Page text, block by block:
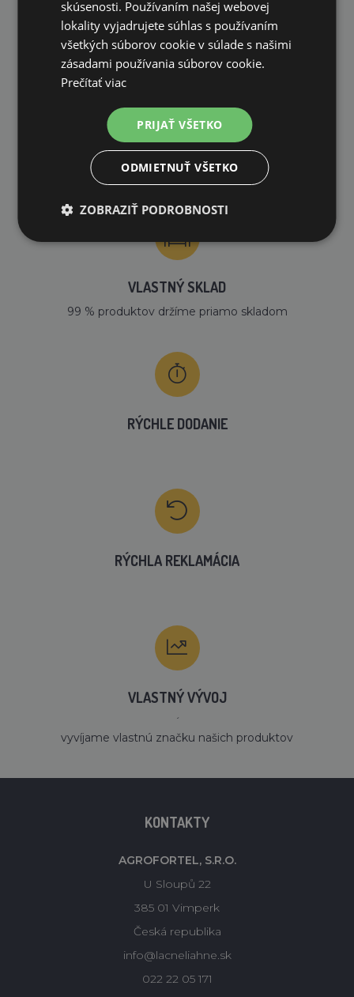
PREČO NAKUPOVAŤ U NÁS?
DOPRAVA ZDARMA
na všetky objednávky od 200€ vrátane DPH.
VLASTNÝ SKLAD
99 % produktov držíme priamo skladom
RÝCHLE DODANIE
RÝCHLA REKLAMÁCIA
VLASTNÝ VÝVOJ
´
vyvíjame vlastnú značku našich produktov
KONTAKTY
AGROFORTEL, S.R.O.
U Sloupů 22
385 01 Vimperk
Česká republika
info@lacneliahne.sk
022 22 05 171
skúsenosti. Používaním našej webovej
lokality vyjadrujete súhlas s používaním
všetkých súborov cookie v súlade s našimi
zásadami používania súborov cookie.
Prečítať viac
PRIJAŤ VŠETKO
ODMIETNUŤ VŠETKO
ZOBRAZIŤ PODROBNOSTI